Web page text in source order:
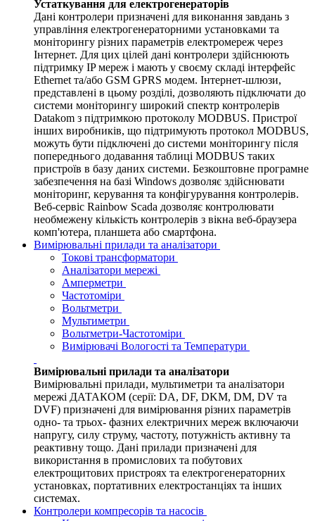
Устаткування для електрогенераторів
Дані контролери призначені для виконання завдань з
управління електрогенераторними установками та
моніторингу різних параметрів електромереж через
Інтернет. Для цих цілей дані контролери здійснюють
підтримку IP мереж і мають у своєму складі інтерфейс
Ethernet та/або GSM GPRS модем. Інтернет-шлюзи,
представлені в цьому розділі, дозволяють підключати до
системи моніторингу широкий спектр контролерів
Datakom з підтримкою протоколу MODBUS. Пристрої
інших виробників, що підтримують протокол MODBUS,
можуть бути підключені до системи моніторингу після
попереднього додавання таблиці MODBUS таких
пристроїв в базу даних системи. Безкоштовне програмне
забезпечення на базі Windows дозволяє здійснювати
моніторинг, керування та конфігурування контролерів.
Веб-сервіс Rainbow Scada дозволяє контролювати
необмежену кількість контролерів з вікна веб-браузера
комп'ютера, планшета або смартфона.
Вимірювальні прилади та аналізатори
Токові трансформатори
Аналізатори мережі
Амперметри
Частотоміри
Вольтметри
Мультиметри
Вольтметри-Частотоміри
Вимірювачі Вологості та Температури
Вимірювальні прилади та аналізатори
Вимірювальні прилади, мультиметри та аналізатори
мережі ДАТАКОМ (серії: DA, DF, DKM, DM, DV та
DVF) призначені для вимірювання різних параметрів
одно- та трьох- фазних електричних мереж включаючи
напругу, силу струму, частоту, потужність активну та
реактивну тощо. Дані прилади призначені для
використання в промислових та побутових
електрощитових пристроях та електрогенераторних
установках, портативних електростанціях та інших
системах.
Контролери компресорів та насосів